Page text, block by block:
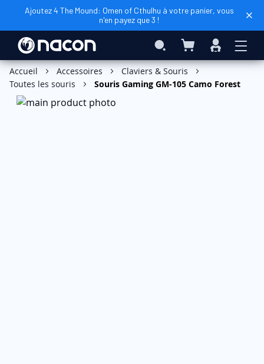
Ajoutez 4 The Mound: Omen of Cthulhu à votre panier, vous
n'en payez que 3 !
RechercherMon panierConnexion
Ajouter au panier
Accueil Accessoires
Claviers & Souris
Toutes les souris
Souris Gaming GM-105 Camo Forest
Skip